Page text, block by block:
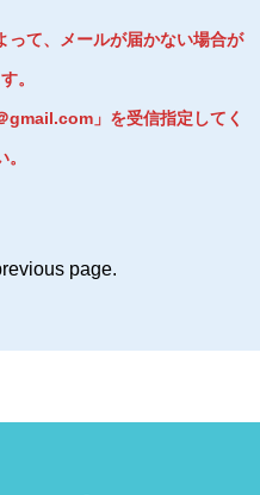
て、メールが届かない場合が
。
」を受信指定してく
page.